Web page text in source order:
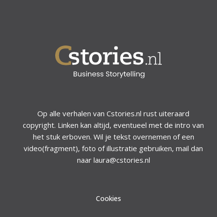
Op alle verhalen van Cstories.nl rust uiteraard
copyright. Linken kan altijd, eventueel met de intro van
het stuk erboven. Wil je tekst overnemen of een
video(fragment), foto of illustratie gebruiken, mail dan
naar laura@cstories.nl
Cookies